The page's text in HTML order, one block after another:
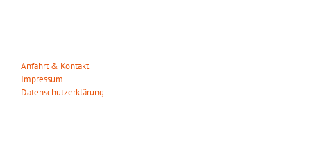
Anfahrt & Kontakt
Impressum
Datenschutzerklärung